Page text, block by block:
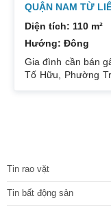
QUẬN NAM TỪ
Diện tích: 110 m²
Hướng: Đông
Gia đình cần bán
Tố Hữu, Phường
Tin rao vặt
Tin bất động sản